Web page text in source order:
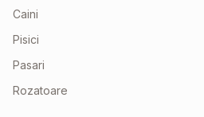
Caini
Pisici
Pasari
Rozatoare